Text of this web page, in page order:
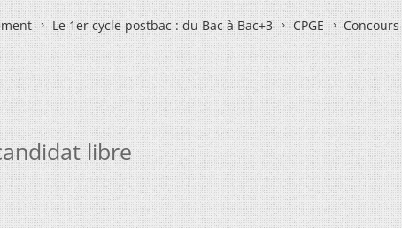
Le 1er cycle postbac : du Bac à Bac+3 CPGE
libre